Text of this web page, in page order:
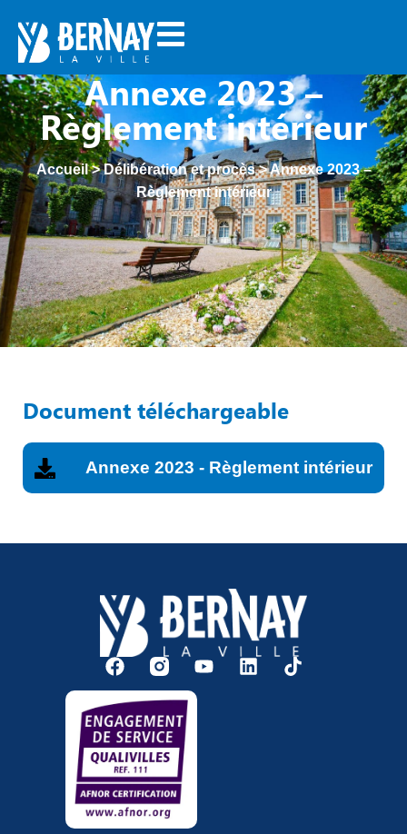
Annexe 2023 –
Règlement intérieur
Accueil>Délibération et procès>Annexe 2023 –
Règlement intérieur
Document téléchargeable
Annexe 2023 - Règlement intérieur